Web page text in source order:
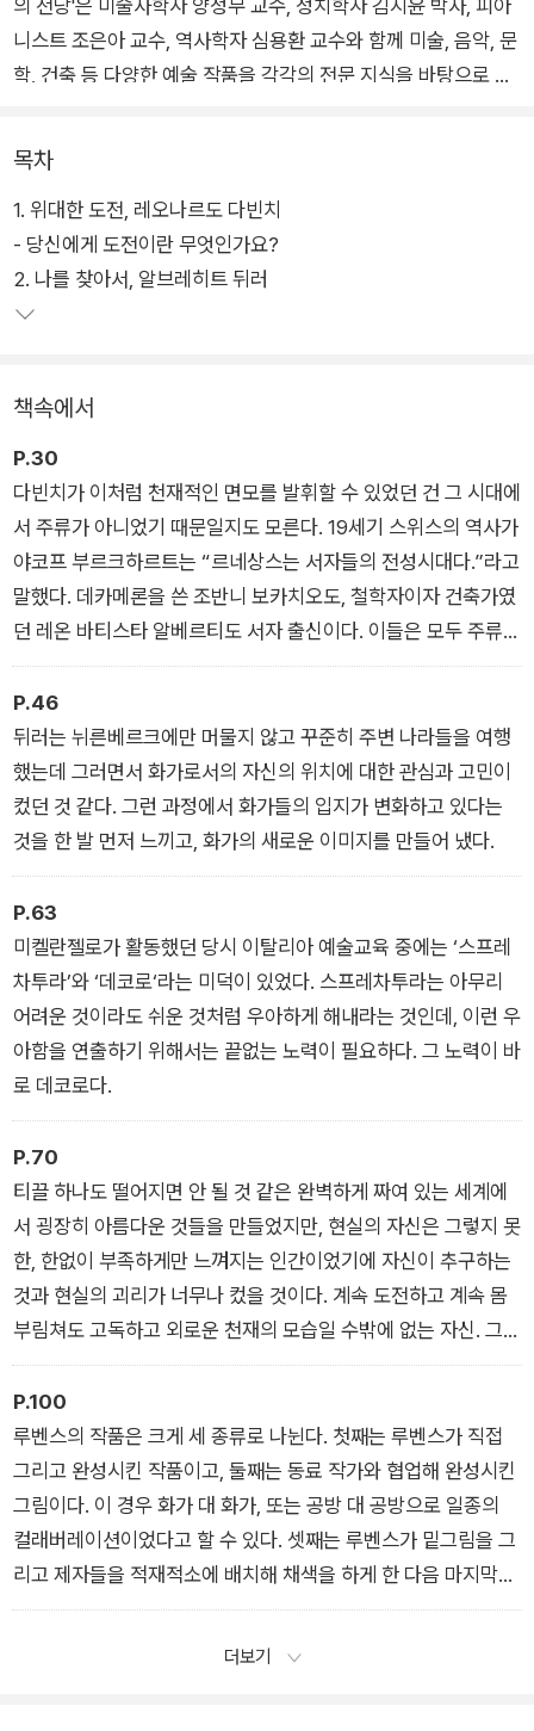
의 전당'은 미술사학자 양정무 교수, 정치학자 김지윤 박사, 피아
니스트 조은아 교수, 역사학자 심용환 교수와 함께 미술, 음악, 문
학, 건축 등 다양한 예술 작품을 각각의 전문 지식을 바탕으로 흥
이 책은 '예썰의 전당'에서 소개된 여러 예술 작품 중 시청자들로
부터 가장 큰 호응을 얻었던 서양미술을 주제로 엮었으며, 르네상
스 시대를 대표하는 레오나르도 다빈치부터 20세기 파블로 피카
소까지 시대를 대표하는 화가 17인과 그들의 작품을 소개한다.
자연스레 이해할 수 있게 해 준다. 또한 각 장의 끝에 작가가 건네
는 한 문장은 때로는 생각할 거리를, 때로는 위로를 주어 처음 서
양미술을 접하는 독자들은 물론 평소 서양미술에 관심 있던 독자
모두에게 신선하고 따뜻하게 다가올 것이다.
목차
1. 위대한 도전, 레오나르도 다빈치
- 당신에게 도전이란 무엇인가요?
2. 나를 찾아서, 알브레히트 뒤러
책속에서
P.30
다빈치가 이처럼 천재적인 면모를 발휘할 수 있었던 건 그 시대에
서 주류가 아니었기 때문일지도 모른다. 19세기 스위스의 역사가
야코프 부르크하르트는 “르네상스는 서자들의 전성시대다.”라고
말했다. 데카메론을 쓴 조반니 보카치오도, 철학자이자 건축가였
던 레온 바티스타 알베르티도 서자 출신이다. 이들은 모두 주류에
속하지 못했기 때문에 다른 걸로 성공해야 한다는 의지가 컸다.
P.46
뒤러는 뉘른베르크에만 머물지 않고 꾸준히 주변 나라들을 여행
했는데 그러면서 화가로서의 자신의 위치에 대한 관심과 고민이
컸던 것 같다. 그런 과정에서 화가들의 입지가 변화하고 있다는
것을 한 발 먼저 느끼고, 화가의 새로운 이미지를 만들어 냈다.
P.63
미켈란젤로가 활동했던 당시 이탈리아 예술교육 중에는 ‘스프레
차투라’와 ‘데코로‘라는 미덕이 있었다. 스프레차투라는 아무리
어려운 것이라도 쉬운 것처럼 우아하게 해내라는 것인데, 이런 우
아함을 연출하기 위해서는 끝없는 노력이 필요하다. 그 노력이 바
로 데코로다.
P.70
티끌 하나도 떨어지면 안 될 것 같은 완벽하게 짜여 있는 세계에
서 굉장히 아름다운 것들을 만들었지만, 현실의 자신은 그렇지 못
한, 한없이 부족하게만 느껴지는 인간이었기에 자신이 추구하는
것과 현실의 괴리가 너무나 컸을 것이다. 계속 도전하고 계속 몸
부림쳐도 고독하고 외로운 천재의 모습일 수밖에 없는 자신. 그런
인간의 한계를 극복하려는 노력이 긍정적으로 발현돼 나온 것이
바로 그의 작품들이 아니었을까.
P.100
루벤스의 작품은 크게 세 종류로 나뉜다. 첫째는 루벤스가 직접
그리고 완성시킨 작품이고, 둘째는 동료 작가와 협업해 완성시킨
그림이다. 이 경우 화가 대 화가, 또는 공방 대 공방으로 일종의
컬래버레이션이었다고 할 수 있다. 셋째는 루벤스가 밑그림을 그
리고 제자들을 적재적소에 배치해 채색을 하게 한 다음 마지막에
다시 루벤스가 톤을 마무리하는 형태다.
더보기